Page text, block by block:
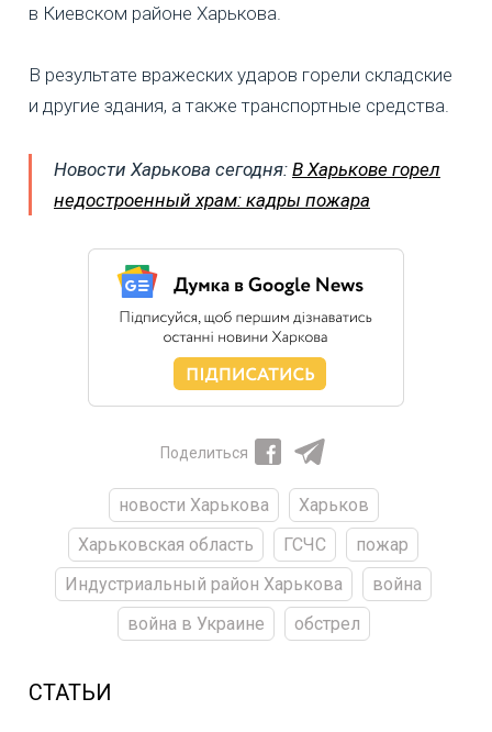
в Киевском районе Харькова.
В результате вражеских ударов горели складские
и другие здания, а также транспортные средства.
Новости Харькова сегодня: В Харькове горел
недостроенный храм: кадры пожара
Поделиться
новости Харькова
Харьков
Харьковская область
ГСЧС
пожар
Индустриальный район Харькова
война
война в Украине
обстрел
СТАТЬИ